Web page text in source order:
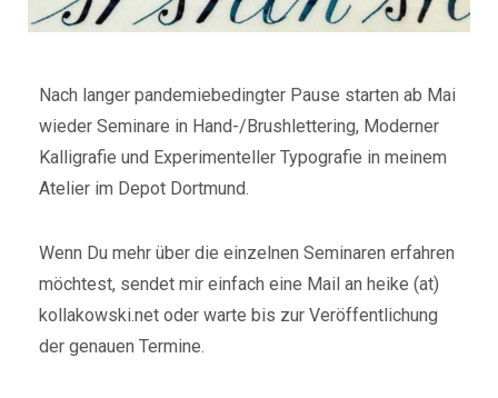
Nach langer pandemiebedingter Pause starten ab Mai
wieder Seminare in Hand-/Brushlettering, Moderner
Kalligrafie und Experimenteller Typografie in meinem
Atelier im Depot Dortmund.
Wenn Du mehr über die einzelnen Seminaren erfahren
möchtest, sendet mir einfach eine Mail an heike (at)
kollakowski.net oder warte bis zur Veröffentlichung
der genauen Termine.